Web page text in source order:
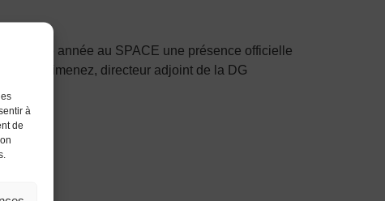
à
de
chaque année au SPACE une présence officielle
Jimenez, directeur adjoint de la DG